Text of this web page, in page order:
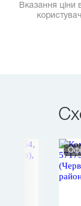
Вказання ціни